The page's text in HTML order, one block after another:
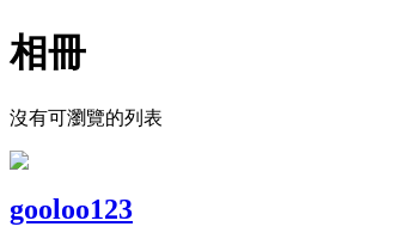
相冊
沒有可瀏覽的列表
gooloo123